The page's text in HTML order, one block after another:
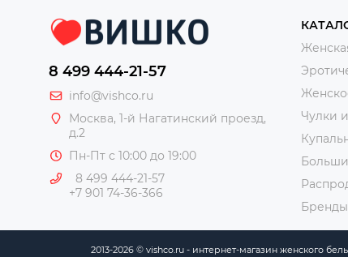
8 499 444-21-57
info@vishco.ru
Москва, 1-й Нагатинский проезд,
д.2
Пн-Пт с 10:00 до 19:00
8 499 444-21-57
+7 901 74-36-366
Чулки
Бренды
2013-2026 © vishco.ru - интернет-магазин женского